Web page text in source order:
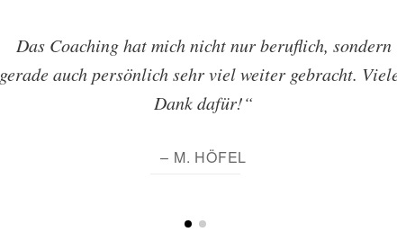
Das Coaching hat mich nicht nur beruflich, sondern
gerade auch persönlich sehr viel weiter gebracht.
Dank dafür!“
– M. HÖFEL